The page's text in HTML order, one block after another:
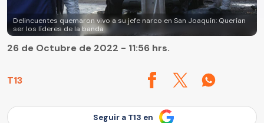
Delincuentes quemaron vivo a su jefe narco en San Joaquín: Querían
ser los líderes de la banda
T13
26 de Octubre de 2022 - 11:56 hrs.
Seguir a T13 en